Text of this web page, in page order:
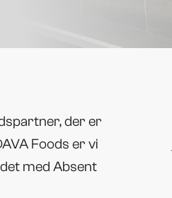
der er
Foods er vi
med Absent